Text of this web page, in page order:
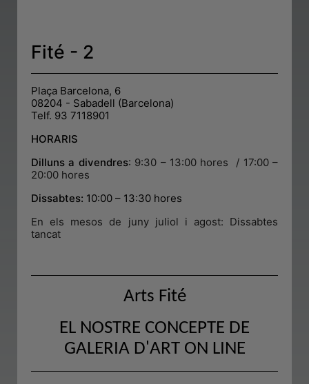
Fité - 2
Plaça Barcelona, 6
08204 - Sabadell (Barcelona)
Telf. 93 7118901
HORARIS
Dilluns a divendres: 9:30 – 13:00 hores / 17:00 –
20:00 hores
Dissabtes: 10:00 – 13:30 hores
En els mesos de juny juliol i agost: Dissabtes
tancat
Arts Fité
EL NOSTRE CONCEPTE DE
GALERIA D'ART ON LINE